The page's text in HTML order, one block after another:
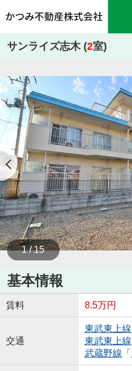
サンライズ志木 (2室)
1 / 15
基本情報
賃料 8.5万円
交通
東武東上線
東武東上線
武蔵野線 「